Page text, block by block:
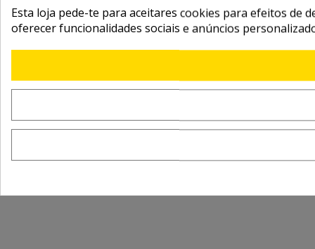
Esta loja pede-te para aceitares cookies para efeitos de
oferecer funcionalidades sociais e anúncios